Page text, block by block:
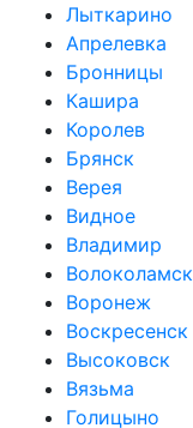
Лыткарино
Апрелевка
Бронницы
Кашира
Королев
Брянск
Верея
Видное
Владимир
Волоколамск
Воронеж
Воскресенск
Высоковск
Вязьма
Голицыно